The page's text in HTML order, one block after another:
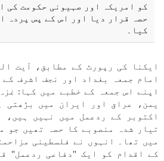
کو امریکہ اور صہیونی حکومت کی
حصہ قرار دیا اور اس کے پس پردہ
کیا۔
ایکنا کی رپورٹ کے مطابق، آیت
امام جمعہ بغداد اور نجف اشرف
اپنے اس جمعہ کے خطبے میں کہا:
اکتوبر کے ردعمل میں نہیں
تیار شدہ منصوبے کا حصہ تھیں جو
کے اقدام کو ایک "دفاعی ردعمل"